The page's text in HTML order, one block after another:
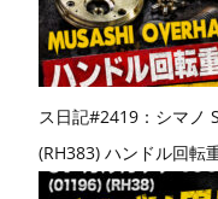
ス日記#2419：シマノ
(RH383) ハンドル回転